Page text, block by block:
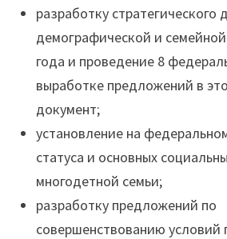
разработку стратегического
демографической и
года и проведение 8
выработке предложений в
документ;
установление на
статуса и основных
многодетной семьи;
разработку предложений по
совершенствованию условий